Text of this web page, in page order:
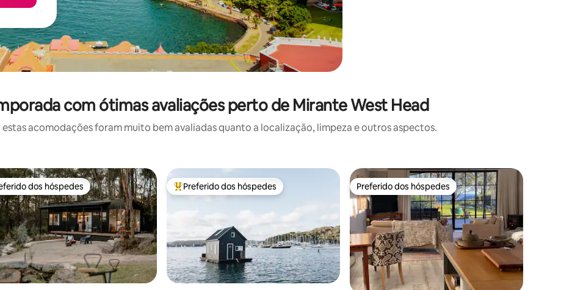
com ótimas avaliações perto de Mirante West Head
acomodações foram muito bem avaliadas quanto a localização, limpeza e outros aspectos.
dos hóspedes
dos hóspedes Entre os melhores preferidos dos hóspedes
Preferido dos hóspedes Preferido dos hóspedes
Preferido dos hóspedes